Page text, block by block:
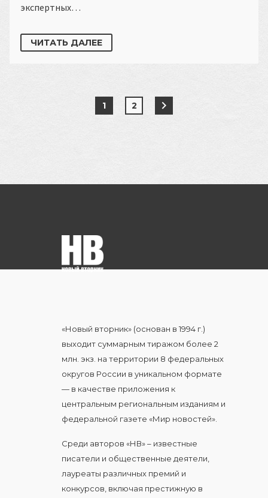
экспертных…
ЧИТАТЬ ДАЛЕЕ
1 2
«Новый вторник» (основан в 1994 г.)
выходит суммарным тиражом более 2
млн. экз. на территории 8 федеральных
округов России в уникальном формате
— в качестве приложения к
центральным региональным изданиям и
федеральной газете «Мир новостей».
Среди авторов «НВ» – известные
писатели и общественные деятели,
лауреаты различных премий и
конкурсов, включая престижную в